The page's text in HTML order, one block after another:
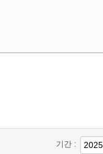
기간 :